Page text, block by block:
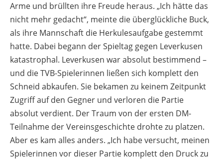
Arme und brüllten ihre Freude heraus. „Ich hätte das
nicht mehr gedacht“, meinte die überglückliche Buck,
als ihre Mannschaft die Herkulesaufgabe gestemmt
hatte. Dabei begann der Spieltag gegen Leverkusen
katastrophal. Leverkusen war absolut bestimmend –
und die TVB-Spielerinnen ließen sich komplett den
Schneid abkaufen. Sie bekamen zu keinem Zeitpunkt
Zugriff auf den Gegner und verloren die Partie
absolut verdient. Der Traum von der ersten DM-
Teilnahme der Vereinsgeschichte drohte zu platzen.
Aber es kam alles anders. „Ich habe versucht, meinen
Spielerinnen vor dieser Partie komplett den Druck zu